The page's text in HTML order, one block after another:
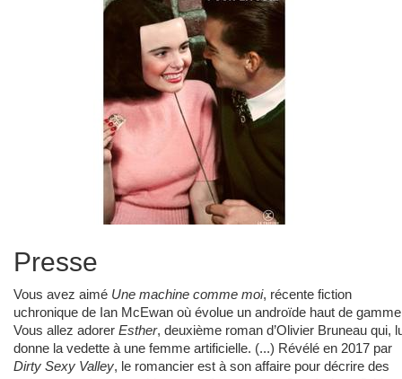
Presse
Vous avez aimé Une machine comme moi, récente fiction
uchronique de Ian McEwan où évolue un androïde haut de
Vous allez adorer Esther, deuxième roman d’Olivier Bruneau qui,
donne la vedette à une femme artificielle. (...) Révélé en 2017 par
Dirty Sexy Valley, le romancier est à son affaire pour décrire des